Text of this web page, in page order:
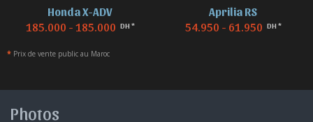
Honda X-ADV
185.000 - 185.000 DH *
Aprilia RS
54.950 - 61.950 DH *
* Prix de vente public au Maroc
Photos